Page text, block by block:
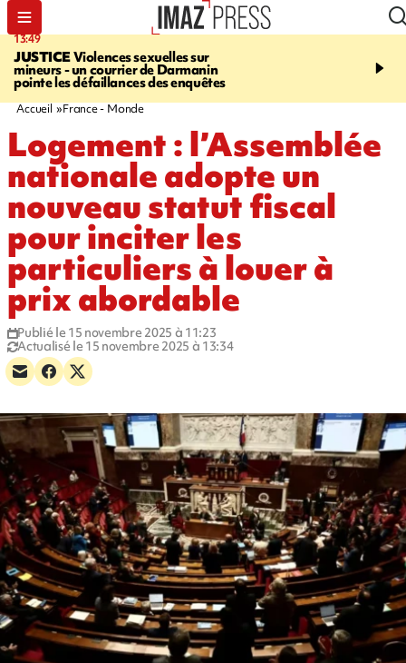
13:49
JUSTICEViolences sexuelles sur
mineurs - un courrier de Darmanin
pointe les défaillances des enquêtes
17:59
Corniche - la route du
Accueil France - Monde
Logement : l’Assemblée
nationale adopte un
nouveau statut fiscal
pour inciter les
particuliers à louer à
prix abordable
Publié le 15 novembre 2025 à 11:23
Actualisé le 15 novembre 2025 à 13:34